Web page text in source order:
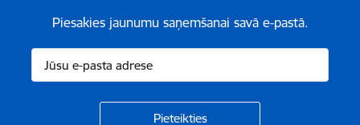
Piesakies jaunumu saņemšanai savā e-pastā.